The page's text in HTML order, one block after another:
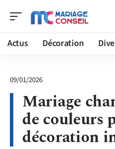
Actus Décoration
09/01/2026
Mariage
de couleurs
décoration